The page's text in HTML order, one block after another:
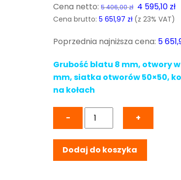
5 406,00zł Pierwotna
cena
5
4 595,10 zł
4
Cena brutto:5 651,97 zł(z 23% VAT)
Poprzednia najniższa cena: 5
Grubość blatu 8 mm, otwory
mm, siatka otworów 50×50,
na kołach
−
ilość
Spawalniczy
ECO
1000x1000
+
Dodaj do koszyka